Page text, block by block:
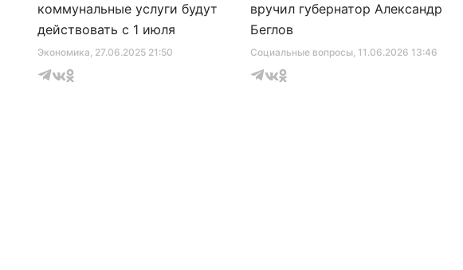
Экономика, 27.06.2025 21:50
коммунальные услуги будут
действовать с 1 июля
Социальные вопросы, 11.06.2026 13:46
вручил губернатор Александр
Беглов